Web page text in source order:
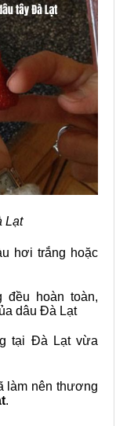
Lạt
hơi trắng hoặc
đều hoàn toàn,
dâu Đà Lạt
tại Đà Lạt vừa
làm nên thương
.